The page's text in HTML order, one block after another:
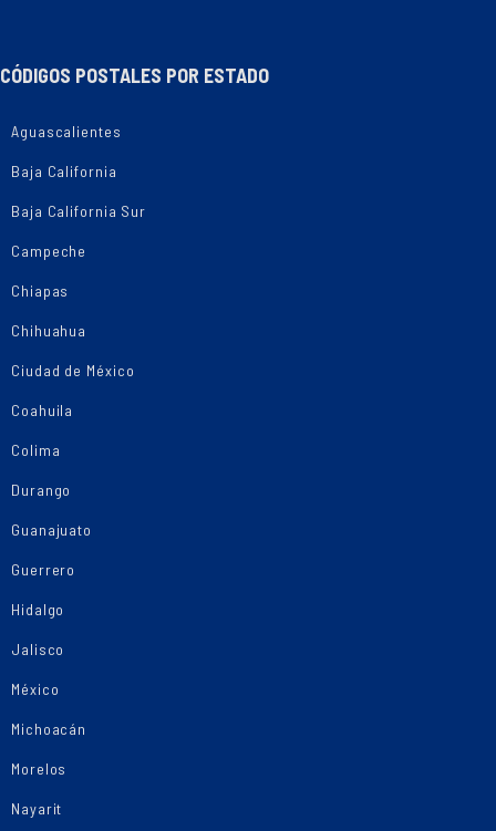
CÓDIGOS POSTALES POR ESTADO
Aguascalientes
Baja California
Baja California Sur
Campeche
Chiapas
Chihuahua
Ciudad de México
Coahuila
Colima
Durango
Guanajuato
Guerrero
Hidalgo
Jalisco
México
Michoacán
Morelos
Nayarit